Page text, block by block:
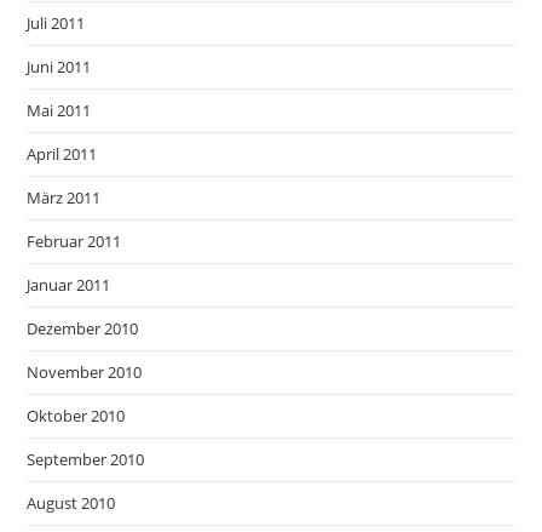
Juli 2011
Juni 2011
Mai 2011
April 2011
März 2011
Februar 2011
Januar 2011
Dezember 2010
November 2010
Oktober 2010
September 2010
August 2010